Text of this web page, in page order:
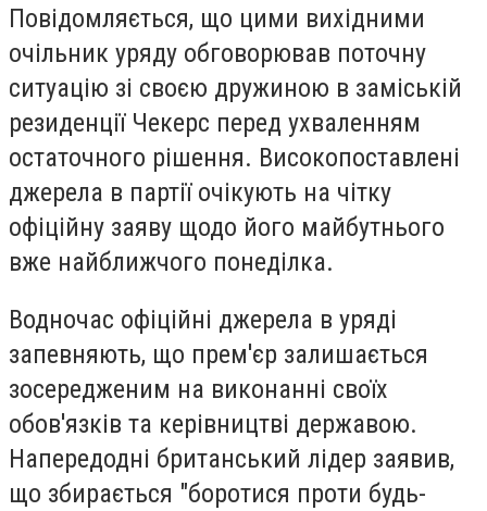
Повідомляється, що цими вихідними
очільник уряду обговорював поточну
ситуацію зі своєю дружиною в заміській
резиденції Чекерс перед ухваленням
остаточного рішення. Високопоставлені
джерела в партії очікують на чітку
офіційну заяву щодо його майбутнього
вже найближчого понеділка.
Водночас офіційні джерела в уряді
запевняють, що прем'єр залишається
зосередженим на виконанні своїх
обов'язків та керівництві державою.
Напередодні британський лідер заявив,
що збирається "боротися проти будь-